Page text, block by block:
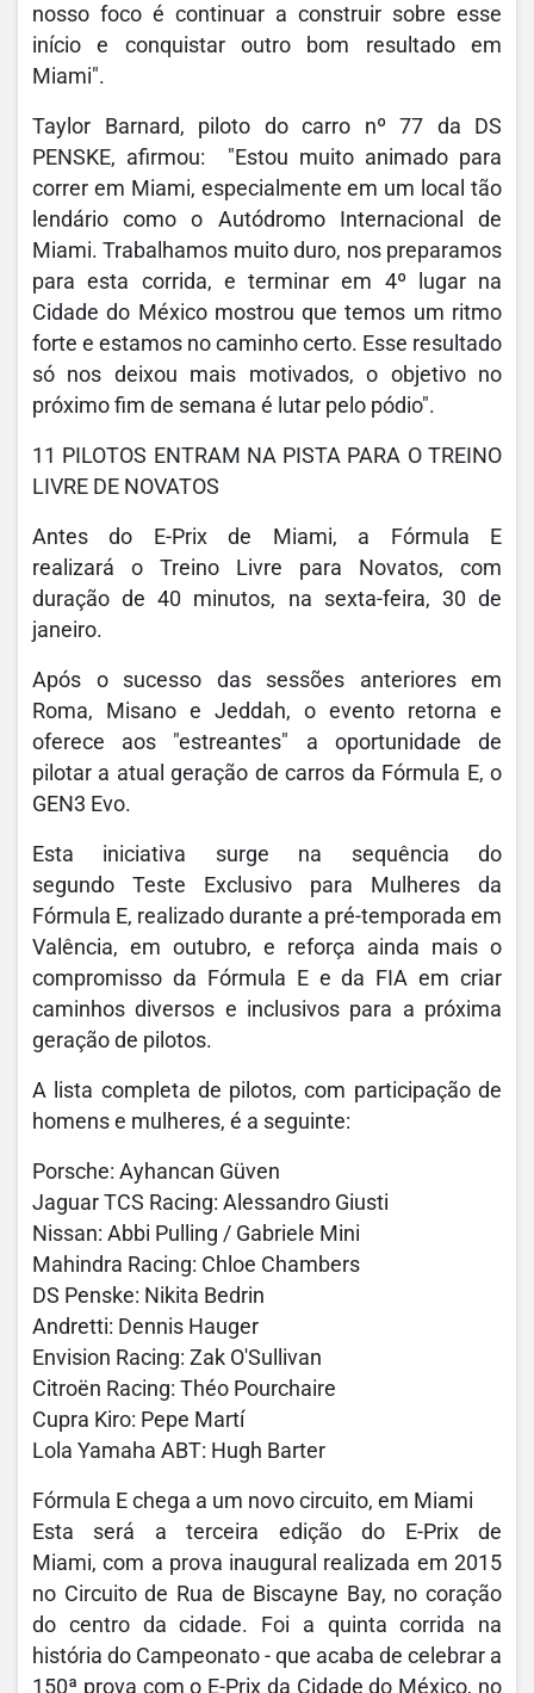
nosso foco é continuar a construir sobre esse
início e conquistar outro bom resultado em
Miami".
Taylor Barnard, piloto do carro nº 77 da DS
PENSKE, afirmou: "Estou muito animado para
correr em Miami, especialmente em um local tão
lendário como o Autódromo Internacional de
Miami. Trabalhamos muito duro, nos preparamos
para esta corrida, e terminar em 4º lugar na
Cidade do México mostrou que temos um ritmo
forte e estamos no caminho certo. Esse resultado
só nos deixou mais motivados, o objetivo no
próximo fim de semana é lutar pelo pódio".
11 PILOTOS ENTRAM NA PISTA PARA O TREINO
LIVRE DE NOVATOS
Antes do E-Prix de Miami, a Fórmula E
realizará o Treino Livre para Novatos, com
duração de 40 minutos, na sexta-feira, 30 de
janeiro.
Após o sucesso das sessões anteriores em
Roma, Misano e Jeddah, o evento retorna e
oferece aos "estreantes" a oportunidade de
pilotar a atual geração de carros da Fórmula E, o
GEN3 Evo.
Esta iniciativa surge na sequência do
segundo Teste Exclusivo para Mulheres da
Fórmula E, realizado durante a pré-temporada em
Valência, em outubro, e reforça ainda mais o
compromisso da Fórmula E e da FIA em criar
caminhos diversos e inclusivos para a próxima
geração de pilotos.
A lista completa de pilotos, com participação de
homens e mulheres, é a seguinte:
Porsche: Ayhancan Güven
Jaguar TCS Racing: Alessandro Giusti
Nissan: Abbi Pulling / Gabriele Mini
Mahindra Racing: Chloe Chambers
DS Penske: Nikita Bedrin
Andretti: Dennis Hauger
Envision Racing: Zak O'Sullivan
Citroën Racing: Théo Pourchaire
Cupra Kiro: Pepe Martí
Lola Yamaha ABT: Hugh Barter
Fórmula E chega a um novo circuito, em Miami
Esta será a terceira edição do E-Prix de
Miami, com a prova inaugural realizada em 2015
no Circuito de Rua de Biscayne Bay, no coração
do centro da cidade. Foi a quinta corrida na
história do Campeonato - que acaba de celebrar a
150ª prova com o E-Prix da Cidade do México, no